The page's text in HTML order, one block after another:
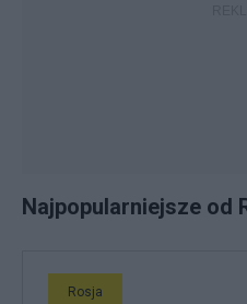
Najpopularniejsze od
Rosja